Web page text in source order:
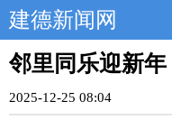
建德新闻网
邻里同乐迎新年
2025-12-25 08:04